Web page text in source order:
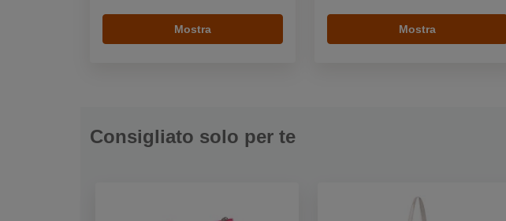
Mostra Mostra
Consigliato solo per te